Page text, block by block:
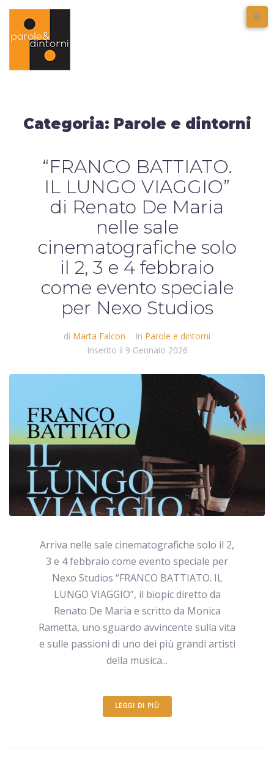
Categoria: Parole e dintorni
“FRANCO BATTIATO.
IL LUNGO VIAGGIO”
di Renato De Maria
nelle sale
cinematografiche solo
il 2, 3 e 4 febbraio
come evento speciale
per Nexo Studios
di Marta Falcon In Parole e dintorni
Inserito il 9 Gennaio 2026
Arriva nelle sale cinematografiche solo il 2,
3 e 4 febbraio come evento speciale per
Nexo Studios “FRANCO BATTIATO. IL
LUNGO VIAGGIO”, il biopic diretto da
Renato De Maria e scritto da Monica
Rametta, uno sguardo avvincente sulla vita
e sulle passioni di uno dei più grandi artisti
della musica...
LEGGI DI PIÙ